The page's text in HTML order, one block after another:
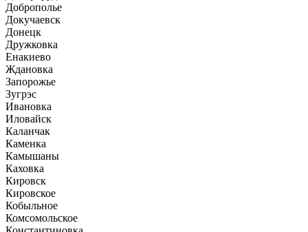
Доброполье
Докучаевск
Донецк
Дружковка
Енакиево
Ждановка
Запорожье
Зугрэс
Ивановка
Иловайск
Каланчак
Каменка
Камышаны
Каховка
Кировск
Кировское
Кобыльное
Комсомольское